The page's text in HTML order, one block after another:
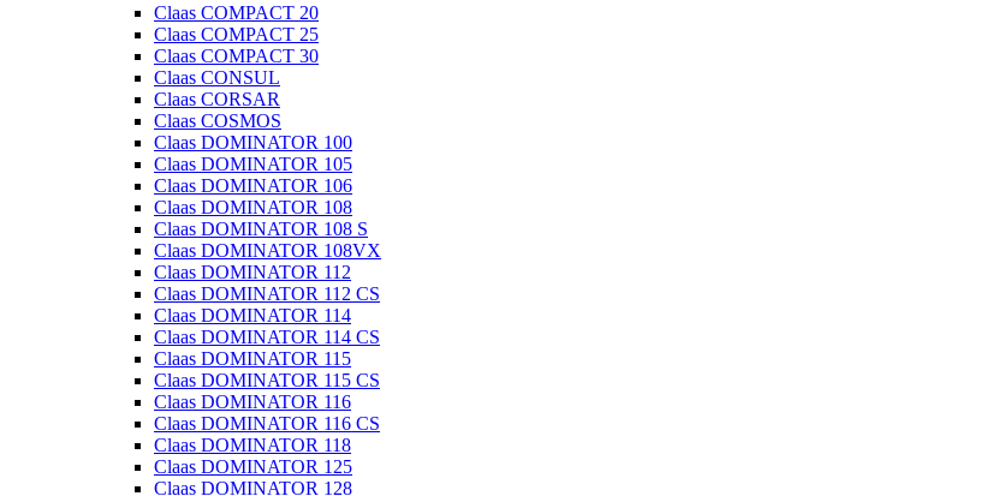
Claas COMPACT 20
Claas COMPACT 25
Claas COMPACT 30
Claas CONSUL
Claas CORSAR
Claas COSMOS
Claas DOMINATOR 100
Claas DOMINATOR 105
Claas DOMINATOR 106
Claas DOMINATOR 108
Claas DOMINATOR 108 S
Claas DOMINATOR 108VX
Claas DOMINATOR 112
Claas DOMINATOR 112 CS
Claas DOMINATOR 114
Claas DOMINATOR 114 CS
Claas DOMINATOR 115
Claas DOMINATOR 115 CS
Claas DOMINATOR 116
Claas DOMINATOR 116 CS
Claas DOMINATOR 118
Claas DOMINATOR 125
Claas DOMINATOR 128